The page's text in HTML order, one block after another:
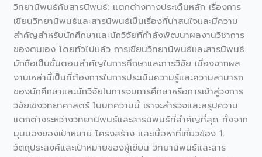
วิทยานิพนธ์กับสารนิพนธ์: แตกต่างทางประเด็นหลัก เรื่องการ
เขียนวิทยานิพนธ์และสารนิพนธ์เป็นเรื่องที่น่าสนใจและมีความ
สำคัญสำหรับนักศึกษาและนักวิจัยที่กำลังพัฒนาผลงานวิชาการ
ของตนเอง โดยทั่วไปแล้ว การเขียนวิทยานิพนธ์และสารนิพนธ์
มักถือเป็นขั้นตอนสำคัญในการศึกษาและการวิจัย เนื่องจากผล
งานเหล่านี้เป็นที่ต้องการในการประเมินความรู้และความสามารถ
ของนักศึกษาและนักวิจัยในการจบการศึกษาหรือการเข้าสู่วงการ
วิจัยเชิงวิทยาศาสตร์ ในบทความนี้ เราจะสำรวจและสรุปความ
แตกต่างระหว่างวิทยานิพนธ์และสารนิพนธ์ที่สำคัญที่สุด ทั้งจาก
มุมมองของเป้าหมาย โครงสร้าง และเนื้อหาที่เกี่ยวข้อง 1.
วัตถุประสงค์และเป้าหมายของผู้เขียน วิทยานิพนธ์และสาร
ต่าง
ทาง
ประเด็น
หลัก